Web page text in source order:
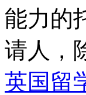
能力的
请人，
英国留